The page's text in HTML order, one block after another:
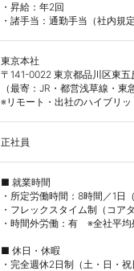
・昇給：年2回
・諸手当：通勤手当（社内規
東京本社
〒141-0022 東京都品川区東
（最寄：JR・都営浅草線・東
※リモート・出社のハイブリッ
正社員
■ 就業時間
・所定労働時間：8時間／1日
・フレックスタイム制（コア
・時間外労働：有　※全社平
■ 休日・休暇
・完全週休2日制（土・日・